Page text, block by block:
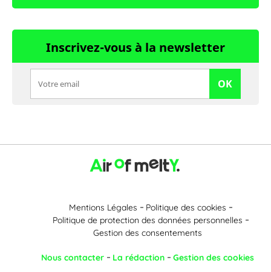
Inscrivez-vous à la newsletter
OK
Mentions Légales
Politique des cookies
Politique de protection des données personnelles
Gestion des consentements
Nous contacter La rédaction Gestion des cookies